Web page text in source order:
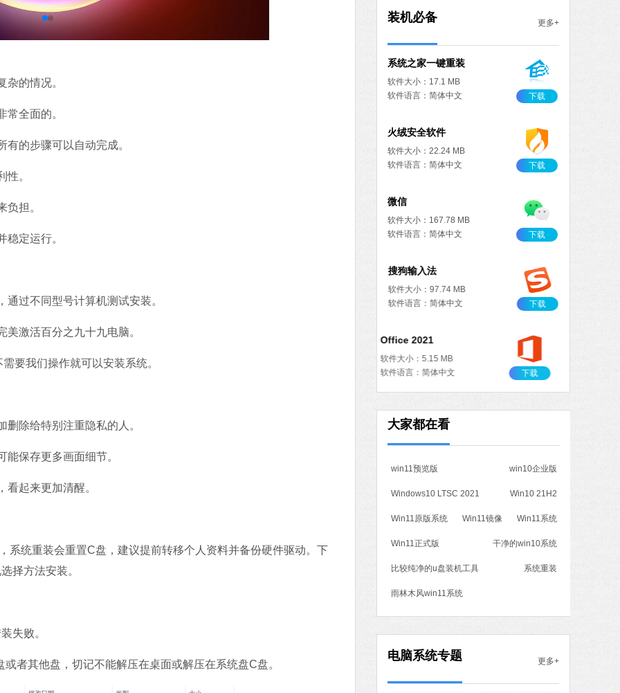
的情况。
全面的。
的步骤可以自动完成。
。
担。
定运行。
过不同型号计算机测试安装。
激活百分之九十九电脑。
我们操作就可以安装系统。
除给特别注重隐私的人。
保存更多画面细节。
起来更加清醒。
统重装会重置C盘，建议提前转移个人资料并备份硬件驱动。下
择方法安装。
失败。
其他盘，切记不能解压在桌面或解压在系统盘C盘。
装机必备 更多+
软件大小：5.15 MB
软件语言：简体中文
下载
系统之家一键重装
软件大小：17.1 MB
软件语言：简体中文
下载
火绒安全软件
软件大小：22.24 MB
软件语言：简体中文
下载
微信
软件大小：167.78 MB
软件语言：简体中文
下载
搜狗输入法
软件大小：97.74 MB
软件语言：简体中文
下载
Office 2021
软件大小：5.15 MB
软件语言：简体中文
下载
下载
软件大小：19.78 MB
微信
腾讯视频
软件大小：78.47 MB
大家都在看
win11预览版 win10企业版
Windows10 LTSC 2021 Win10 21H2
Win11原版系统 Win11镜像 Win11系统
Win11正式版 干净的win10系统
比较纯净的u盘装机工具 系统重装
雨林木风win11系统
电脑系统专题 更多+